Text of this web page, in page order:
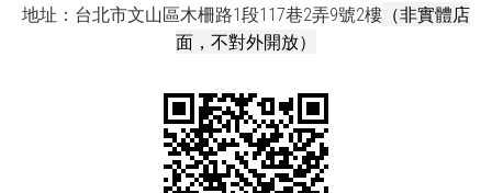
地址：台北市文山區木柵路1段117巷2弄9號2樓 （非實體店
面，不對外開放）